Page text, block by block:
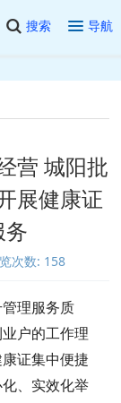
搜索 导航
营 城阳批
展健康证
务
次数: 158
理服务质
户的工作理
证集中便捷
、实效化举